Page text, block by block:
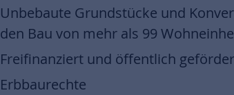
Unbebaute Grundstücke und
den Bau von mehr als 99
Freifinanziert und öffentlich
Erbbaurechte